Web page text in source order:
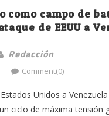
como campo de
de EEUU a
Redacción
Comment(0)
Unidos a
ciclo de máxima tensión